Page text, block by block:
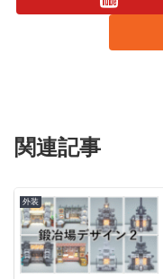
関連記事
外装